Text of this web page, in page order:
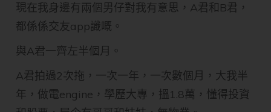
現在我身邊有兩個男仔對我有意思，A君和B君，
都係係交友app識嘅。
與A君一齊左半個月。
A君拍過2次拖，一次一年，一次數個月，大我半
年，做電engine，學歷大專，搵1.8萬，懂得投資